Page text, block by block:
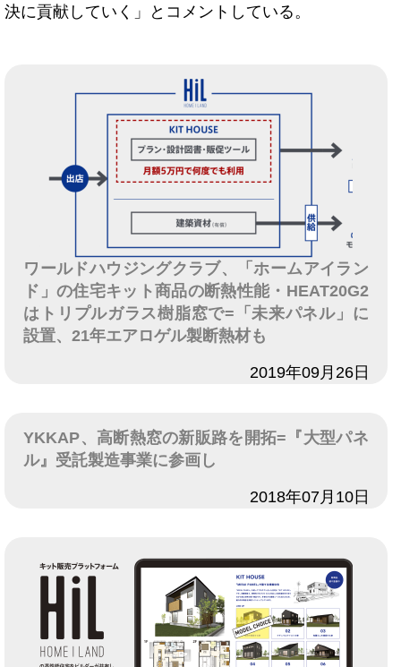
決に貢献していく」とコメントしている。
ワールドハウジングクラブ、「ホームアイラン
ド」の住宅キット商品の断熱性能・HEAT20G2
はトリプルガラス樹脂窓で=「未来パネル」に
設置、21年エアロゲル製断熱材も
2019年09月26日
YKKAP、高断熱窓の新販路を開拓=『大型パネ
ル』受託製造事業に参画し
2018年07月10日